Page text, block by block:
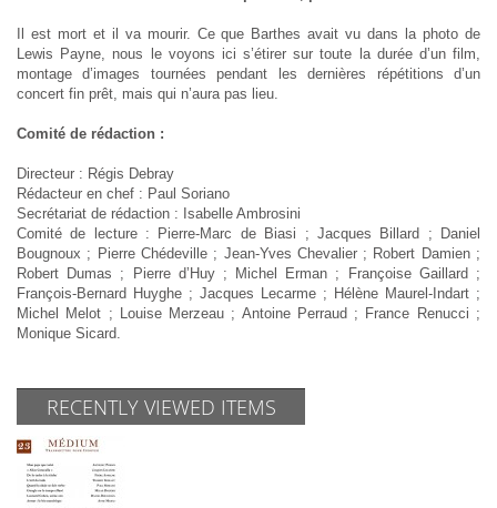
Il est mort et il va mourir. Ce que Barthes avait vu dans la photo de
Lewis Payne, nous le voyons ici s’étirer sur toute la durée d’un film,
montage d’images tournées pendant les dernières répétitions d’un
concert fin prêt, mais qui n’aura pas lieu.
Comité de rédaction :
Directeur : Régis Debray
Rédacteur en chef : Paul Soriano
Secrétariat de rédaction : Isabelle Ambrosini
Comité de lecture : Pierre-Marc de Biasi ; Jacques Billard ; Daniel
Bougnoux ; Pierre Chédeville ; Jean-Yves Chevalier ; Robert Damien ;
Robert Dumas ; Pierre d’Huy ; Michel Erman ; Françoise Gaillard ;
François-Bernard Huyghe ; Jacques Lecarme ; Hélène Maurel-Indart ;
Michel Melot ; Louise Merzeau ; Antoine Perraud ; France Renucci ;
Monique Sicard.
RECENTLY VIEWED ITEMS